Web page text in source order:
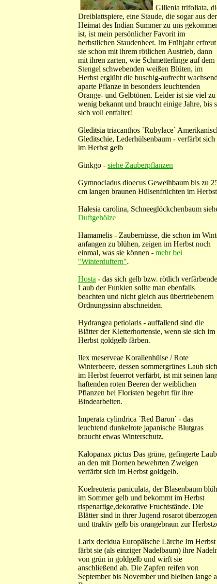
Gillenia trifoliata,
Dreiblattspiere, eine Staude, die sogar aus der
Heimat des Indian Summer zu uns
ist, ist mein persönlicher Favorit im
herbstlichen Staudenbeet. Im Frühjahr erfreut
sie schon mit ihrem rötlichen Austrieb, dann
mit ihren zarten, wie Schmetterlinge auf dem
Stengel schwebenden weißen Blüten, im
Herbst erglüht die buschig-aufrecht
aparte Pflanze in besonders leuchtenden
Orange- und Gelbtönen. Leider ist sie viel zu
wenig bekannt und braucht einige Jahre, bis
sich voll entfaltet!
Gleditsia triacanthos `Rubylace`
Gleditschie, Lederhülsenbaum - verfärbt sich
im Herbst gelb
Ginkgo - siehe Zauberpflanzen
Gymnocladus dioecus Geweihbaum bis zu
cm langen braunen Hülsenfrüchten im
Halesia carolina, Schneeglöckchenbaum
Duftgehölze
Hamamelis - Zaubernüsse, die schon im
anfangen zu blühen, zeigen im Herbst noch
einmal, was sie können - mehr bei
"Winterduftern".
Hosta - das sich gelb bzw. rötlich verfärbende
Laub der Funkien sollte man ebenfalls
beachten und nicht gleich aus übertriebenem
Ordnungssinn abschneiden.
Hydrangea petiolaris - auffallend sind die
Blätter der Kletterhortensie, wenn sie sich im
Herbst goldgelb färben.
Ilex meserveae Korallenhülse / Rote
Winterbeere, dessen sommergrünes Laub sich
im Herbst feuerrot verfärbt, ist mit seinen
haftenden roten Beeren der weiblichen
Pflanzen bei Floristen begehrt für ihre
Bindearbeiten.
Imperata cylindrica `Red Baron´ - das
leuchtend dunkelrote japanische Blutgras
braucht etwas Winterschutz.
Kalopanax pictus Das grüne, gefingerte Laub
an den mit Dornen bewehrten Zweigen
verfärbt sich im Herbst goldgelb.
Koelreuteria paniculata, der Blasenbaum
im Sommer gelb und bekommt im Herbst
rispenartige,dekorative Fruchtstände. Die
Blätter sind in ihrer Jugend rosarot überzogen
und ttraktiv gelb bis orangebraun zur
Larix decidua Europäische Lärche Im Herbst
färbt sie (als einziger Nadelbaum) ihre
von grün in goldgelb und wirft sie
anschließend ab. Die Zapfen reifen von
September bis November und bleiben lange